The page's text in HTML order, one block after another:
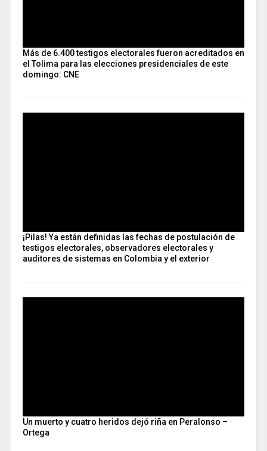
Más de 6.400 testigos electorales fueron acreditados en
el Tolima para las elecciones presidenciales de este
domingo: CNE
¡Pilas! Ya están definidas las fechas de postulación de
testigos electorales, observadores electorales y
auditores de sistemas en Colombia y el exterior
Un muerto y cuatro heridos dejó riña en Peralonso –
Ortega